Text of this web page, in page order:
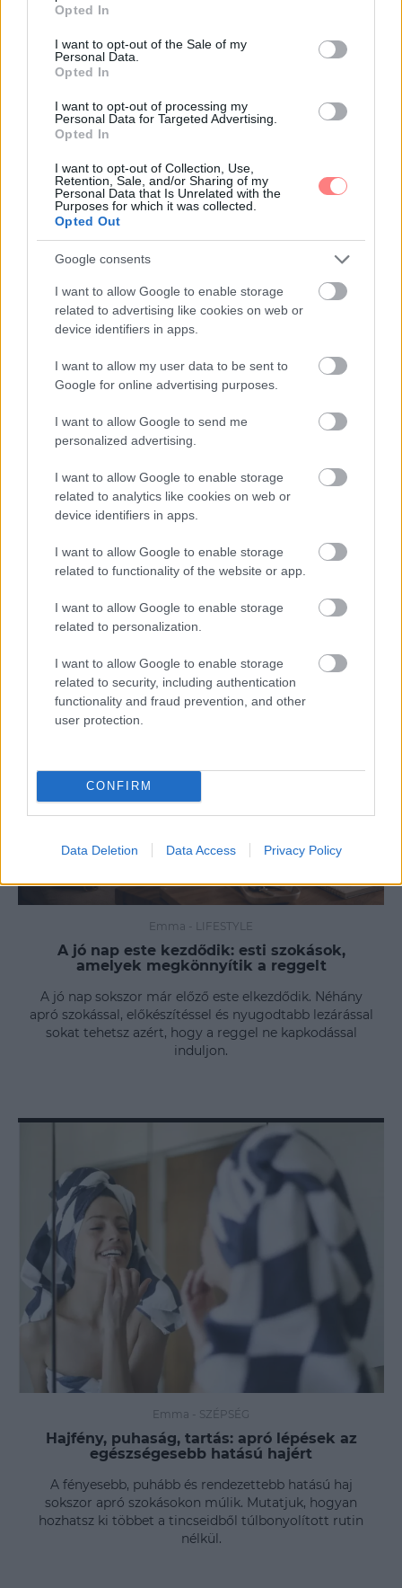
use your data for below specified purposes in below Google
consent section.
Opted In
I want to opt-out of the Sale of my
Personal Data.
Opted In
I want to opt-out of processing my
Personal Data for Targeted Advertising.
Opted In
I want to opt-out of Collection, Use,
Retention, Sale, and/or Sharing of my
Personal Data that Is Unrelated with the
Purposes for which it was collected.
Opted Out
Google consents
I want to allow Google to enable storage
related to advertising like cookies on web or
device identifiers in apps.
I want to allow my user data to be sent to
Google for online advertising purposes.
I want to allow Google to send me
personalized advertising.
I want to allow Google to enable storage
related to analytics like cookies on web or
device identifiers in apps.
I want to allow Google to enable storage
related to functionality of the website or app.
I want to allow Google to enable storage
related to personalization.
I want to allow Google to enable storage
related to security, including authentication
functionality and fraud prevention, and other
user protection.
CONFIRM
Data Deletion Data Access Privacy Policy
Az air fryer gyors, praktikus és ropogós falatokat
varázsol kevesebb macerával. Mutatunk egyszerű
recepteket, amelyek hétköznap este is könnyen
Emma-FLOW&FUN
mi okoz valódi örömöt
A valódi öröm nem mindig hasznos, látványos vagy
megtervezett. Néha egy spontán program, egy régi
hobbi vagy egy jó nevetés segít visszatalálni a fun
faktorhoz.
Emma - LIFESTYLE
A jó nap este kezdődik: esti szokások,
amelyek megkönnyítik a reggelt
A jó nap sokszor már előző este elkezdődik. Néhány
apró szokással, előkészítéssel és nyugodtabb lezárással
sokat tehetsz azért, hogy a reggel ne kapkodással
induljon.
Emma - SZÉPSÉG
Hajfény, puhaság, tartás: apró lépések az
egészségesebb hatású hajért
A fényesebb, puhább és rendezettebb hatású haj
sokszor apró szokásokon múlik. Mutatjuk, hogyan
hozhatsz ki többet a tincseidből túlbonyolított rutin
nélkül.